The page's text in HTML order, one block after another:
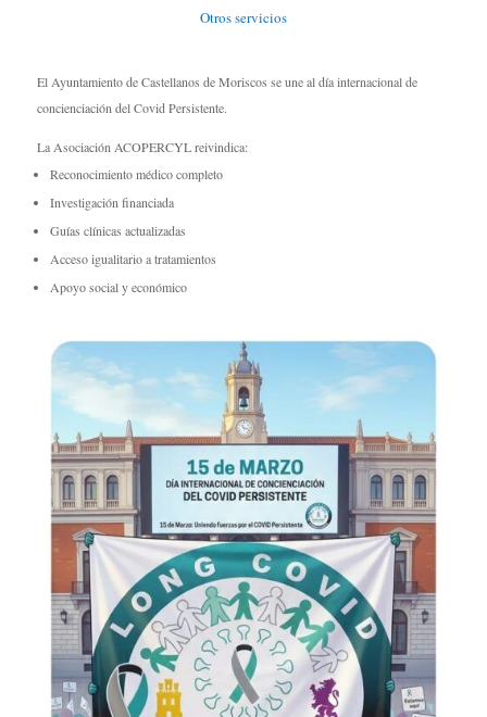
Otros servicios
El Ayuntamiento de Castellanos de Moriscos se une al día internacional de
concienciación del Covid Persistente.
La Asociación ACOPERCYL reivindica:
Reconocimiento médico completo
Investigación financiada
Guías clínicas actualizadas
Acceso igualitario a tratamientos
Apoyo social y económico